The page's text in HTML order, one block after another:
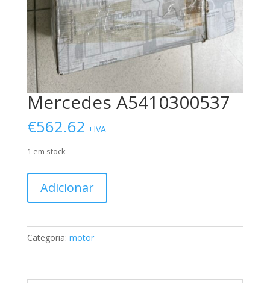
Mercedes A5410300537
€562.62 +IVA
1 em stock
Mercedes
Adicionar
Categoria: motor